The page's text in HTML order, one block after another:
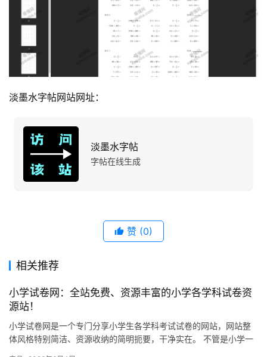
淡墨水字帖网站网址：
淡墨水字帖
字帖在线生成
赞 (0)
相关推荐
小学试卷网：全站免费、资源丰富的小学各学科试卷资
源站！
小学试卷网是一个专门分享小学生各学科考试试卷的网站，网站整
体风格特别简洁、资源收纳的简明扼要，干净实在。 不管是小学一